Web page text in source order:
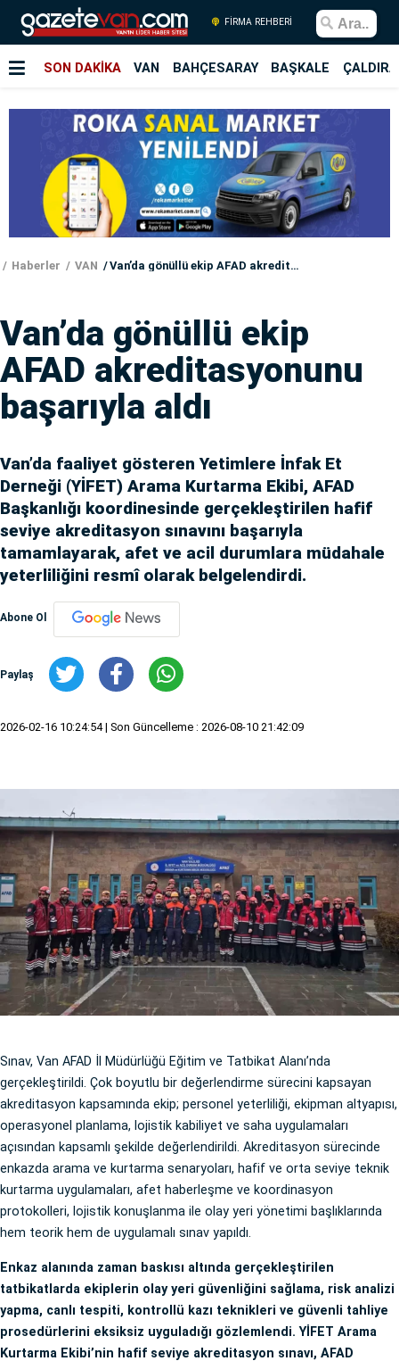
FİRMA REHBERİ
SON DAKİKA VAN BAHÇESARAY BAŞKALE
Haberler VAN Van’da gönüllü ekip AFAD akreditasyonunu başarıyla aldı
Van’da gönüllü ekip
AFAD akreditasyonunu
başarıyla aldı
Van’da faaliyet gösteren Yetimlere İnfak Et
Derneği (YİFET) Arama Kurtarma Ekibi, AFAD
Başkanlığı koordinesinde gerçekleştirilen hafif
seviye akreditasyon sınavını başarıyla
tamamlayarak, afet ve acil durumlara müdahale
yeterliliğini resmî olarak belgelendirdi.
Abone Ol
Paylaş
2026-02-16 10:24:54 | Son Güncelleme : 2026-08-10 21:42:09
Sınav, Van AFAD İl Müdürlüğü Eğitim ve Tatbikat Alanı’nda
gerçekleştirildi. Çok boyutlu bir değerlendirme sürecini kapsayan
akreditasyon kapsamında ekip; personel yeterliliği, ekipman altyapısı,
operasyonel planlama, lojistik kabiliyet ve saha uygulamaları
açısından kapsamlı şekilde değerlendirildi. Akreditasyon sürecinde
enkazda arama ve kurtarma senaryoları, hafif ve orta seviye teknik
kurtarma uygulamaları, afet haberleşme ve koordinasyon
protokolleri, lojistik konuşlanma ile olay yeri yönetimi başlıklarında
hem teorik hem de uygulamalı sınav yapıldı.
Enkaz alanında zaman baskısı altında gerçekleştirilen
tatbikatlarda ekiplerin olay yeri güvenliğini sağlama, risk analizi
yapma, canlı tespiti, kontrollü kazı teknikleri ve güvenli tahliye
prosedürlerini eksiksiz uyguladığı gözlemlendi. YİFET Arama
Kurtarma Ekibi’nin hafif seviye akreditasyon sınavı, AFAD